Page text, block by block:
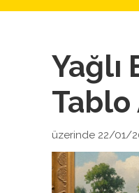
Yağlı
üzerinde 22/01/